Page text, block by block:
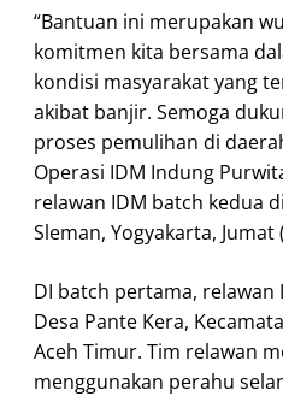
“Bantuan ini merupakan
komitmen kita bersama
kondisi masyarakat yang
akibat banjir. Semoga
proses pemulihan di
Operasi IDM Indung
relawan IDM batch kedua
Sleman, Yogyakarta, Jumat
DI batch pertama,
Desa Pante Kera,
Aceh Timur. Tim relawan
menggunakan perahu